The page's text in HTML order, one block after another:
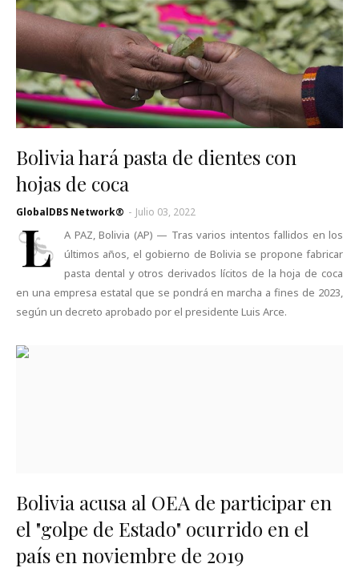
Bolivia hará pasta de dientes con
hojas de coca
GlobalDBS Network® - Julio 03, 2022
L
A PAZ, Bolivia (AP) — Tras varios intentos fallidos en los
últimos años, el gobierno de Bolivia se propone fabricar
pasta dental y otros derivados lícitos de la hoja de coca
en una empresa estatal que se pondrá en marcha a fines de 2023,
según un decreto aprobado por el presidente Luis Arce.
Bolivia acusa al OEA de participar en
el "golpe de Estado" ocurrido en el
país en noviembre de 2019